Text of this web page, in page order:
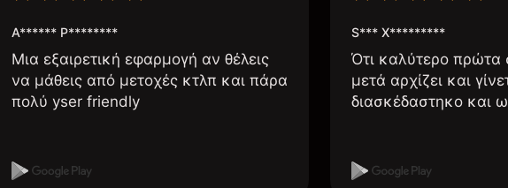
A****** P********
Μια εξαιρετική εφαρμογή αν θέλεις
να μάθεις από μετοχές κτλπ και πάρα
πολύ yser friendly
S*** X*********
Ότι καλύτερο πρώτα
μετά αρχίζει και
διασκέδαστηκο και